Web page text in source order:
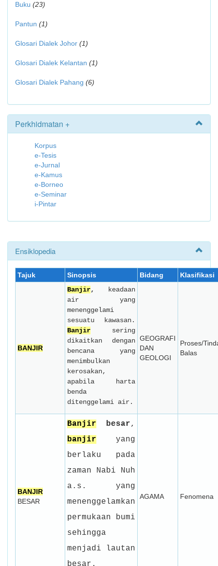
Buku (23)
Pantun (1)
Glosari Dialek Johor (1)
Glosari Dialek Kelantan (1)
Glosari Dialek Pahang (6)
Perkhidmatan +
Korpus
e-Tesis
e-Jurnal
e-Kamus
e-Borneo
e-Seminar
i-Pintar
Ensiklopedia
Tajuk Sinopsis Bidang Klasifikasi
BANJIR
Banjir,
keadaan
air yang
menenggelami
sesuatu kawasan.
Banjir sering
dikaitkan dengan
bencana yang
menimbulkan
kerosakan,
apabila harta
benda
ditenggelami air.
GEOGRAFI
DAN
GEOLOGI
Proses/
Balas
BANJIR
BESAR
Banjir besar,
banjir yang
berlaku pada
zaman Nabi Nuh
a.s. yang
menenggelamkan
permukaan bumi
sehingga
menjadi lautan
besar.
AGAMA Fenomena